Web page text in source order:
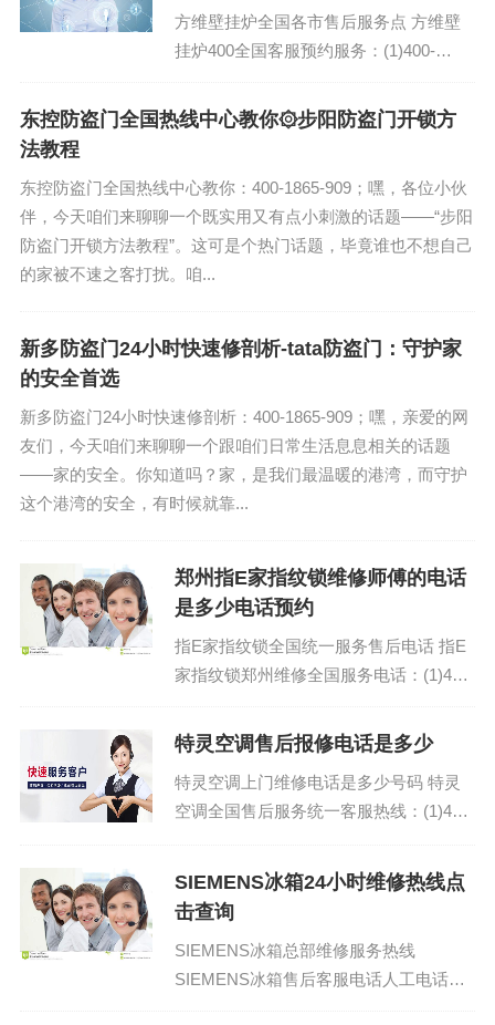
方维壁挂炉全国各市售后服务点 方维壁
挂炉400全国客服预约服务：(1)400-
服受理中心:(...
东控防盗门全国热线中心教你۞步阳防盗门开锁方
法教程
东控防盗门全国热线中心教你：400-1865-909；嘿，各位小伙
伴，今天咱们来聊聊一个既实用又有点小刺激的话题——“步阳
防盗门开锁方法教程”。这可是个热门话题，毕竟谁也不想自己
的家被不速之客打扰。咱...
新多防盗门24小时快速修剖析-tata防盗门：守护家
的安全首选
新多防盗门24小时快速修剖析：400-1865-909；嘿，亲爱的网
友们，今天咱们来聊聊一个跟咱们日常生活息息相关的话题
——家的安全。你知道吗？家，是我们最温暖的港湾，而守护
这个港湾的安全，有时候就靠...
郑州指E家指纹锁维修师傅的电话
是多少电话预约
指E家指纹锁全国统一服务售后电话 指E
家指纹锁郑州维修全国服务电话：(1)400-
特灵空调售后报修电话是多少
特灵空调上门维修电话是多少号码 特灵
空调全国售后服务统一客服热线：(1)400-
SIEMENS冰箱24小时维修热线点
击查询
SIEMENS冰箱总部维修服务热线
SIEMENS冰箱售后客服电话人工电话：